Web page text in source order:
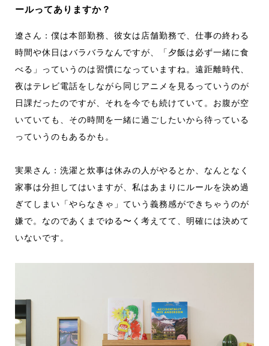
ールってありますか？
遼さん：僕は本部勤務、彼女は店舗勤務で、仕事の終わる
時間や休日はバラバラなんですが、「夕飯は必ず一緒に食
べる」っていうのは習慣になっていますね。遠距離時代、
夜はテレビ電話をしながら同じアニメを見るっていうのが
日課だったのですが、それを今でも続けていて。お腹が空
いていても、その時間を一緒に過ごしたいから待っている
っていうのもあるかも。
実果さん：洗濯と炊事は休みの人がやるとか、なんとなく
家事は分担してはいますが、私はあまりにルールを決め過
ぎてしまい「やらなきゃ」ていう義務感ができちゃうのが
嫌で。なのであくまでゆる〜く考えてて、明確には決めて
いないです。